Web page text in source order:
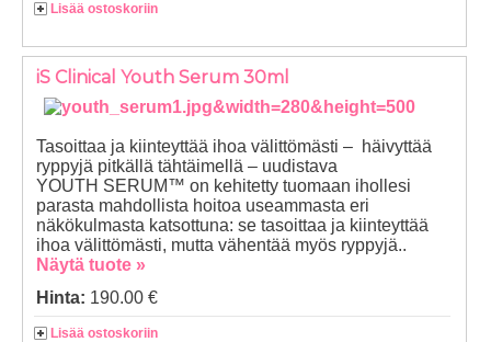
Lisää ostoskoriin
iS Clinical Youth Serum 30ml
Tasoittaa ja kiinteyttää ihoa välittömästi – häivyttää
ryppyjä pitkällä tähtäimellä – uudistava
YOUTH SERUM™ on kehitetty tuomaan ihollesi
parasta mahdollista hoitoa useammasta eri
näkökulmasta katsottuna: se tasoittaa ja kiinteyttää
ihoa välittömästi, mutta vähentää myös ryppyjä..
Näytä tuote »
Hinta: 190.00 €
Lisää ostoskoriin